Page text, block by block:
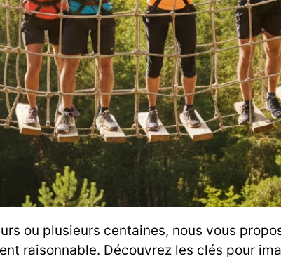
ou plusieurs centaines, nous vous
raisonnable. Découvrez les clés pour